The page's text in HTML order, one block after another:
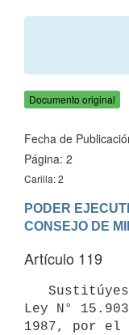
Documento original
Fecha de
Página: 2
Carilla: 2
PODER
Artículo 119
Ley N°
1987, por el